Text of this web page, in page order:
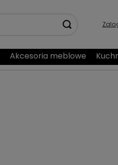
Akcesoria meblowe